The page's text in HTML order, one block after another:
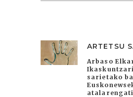
ARTETSU
Arbaso
sarietako